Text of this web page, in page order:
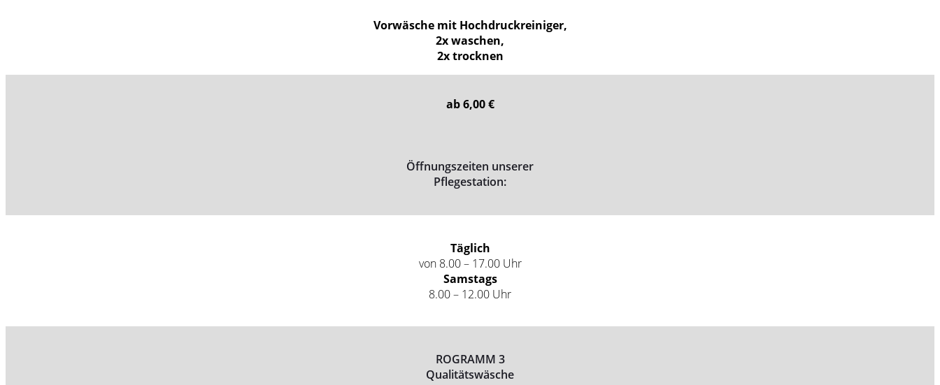
Vorwäsche mit Hochdruckreiniger,
2x waschen,
2x trocknen
ab 6,00 €
Öffnungszeiten unserer
Pflegestation:
Täglich
von 8.00 – 17.00 Uhr
Samstags
8.00 – 12.00 Uhr
ROGRAMM 3
Qualitätswäsche